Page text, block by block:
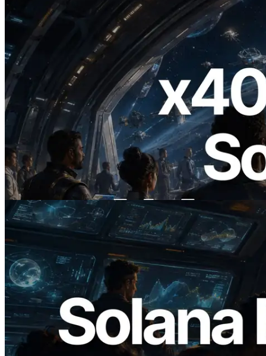
2026.07.04
ERPC Lanceert x402-Enabled Solana
RPC — Het Tijdperk Waarin AI Agents
On Demand Voor API's Betalen
Lees dit artikel
2026.05.24